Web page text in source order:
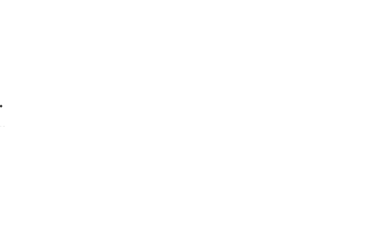
/ 40 in, Formato do corpo: Triângulo, Cor: Verde Azeitona, Tamanho: M